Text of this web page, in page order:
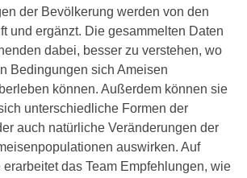
der Bevölkerung werden von den
und ergänzt. Die gesammelten Daten
dabei, besser zu verstehen, wo
Bedingungen sich Ameisen
können. Außerdem können sie
unterschiedliche Formen der
auch natürliche Veränderungen der
auswirken. Auf
das Team Empfehlungen, wie